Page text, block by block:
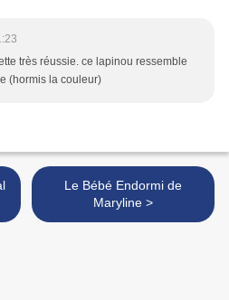
très réussie. ce lapinou ressemble
(hormis la couleur)
Le Bébé Endormi de
Maryline >